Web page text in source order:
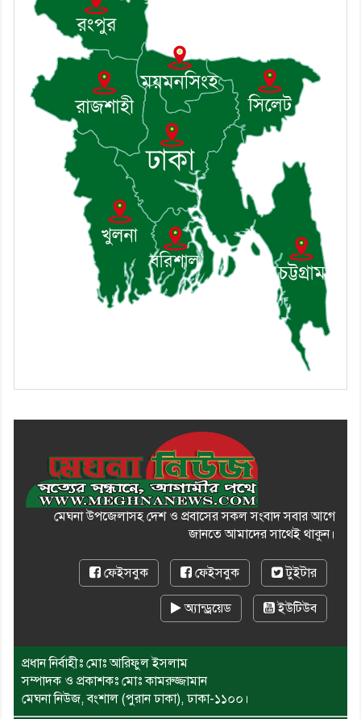
৭। দাউদকান্দিতে উপজেলা আইন-
শৃঙ্খলা কমিটির মাসিক সভা অনুষ্ঠিত
৮। দাউদকান্দিতে মুচি সম্প্রদায়ের
খোঁজখবর নিলেন ড. খন্দকার মারুফ
হোসেন
৯। মেঘনায় আইন-শৃঙ্খলা কমিটির
মাসিক সভা অনুষ্ঠিত
১০। জাতীয় নেতা ড. খন্দকার
মোশাররফ হোসেনের মূল্যায়ন কোথায়
এবং একটি বিশ্লেষণ
মেঘনা উপজেলাসহ দেশ ও প্রবাসের সকল সংবাদ সবার আগে
জানতে আমাদের সাথেই থাকুন।
ফেইসবুক ফেইসবুক টুইটার
অ্যান্ড্রয়েড ইউটিউব
প্রধান নির্বাহীঃ মোঃ আরিফুল ইসলাম
সম্পাদক ও প্রকাশকঃ মোঃ কামরুজ্জামান
মেঘনা নিউজ, বংশাল (পুরান ঢাকা), ঢাকা-১১০০।